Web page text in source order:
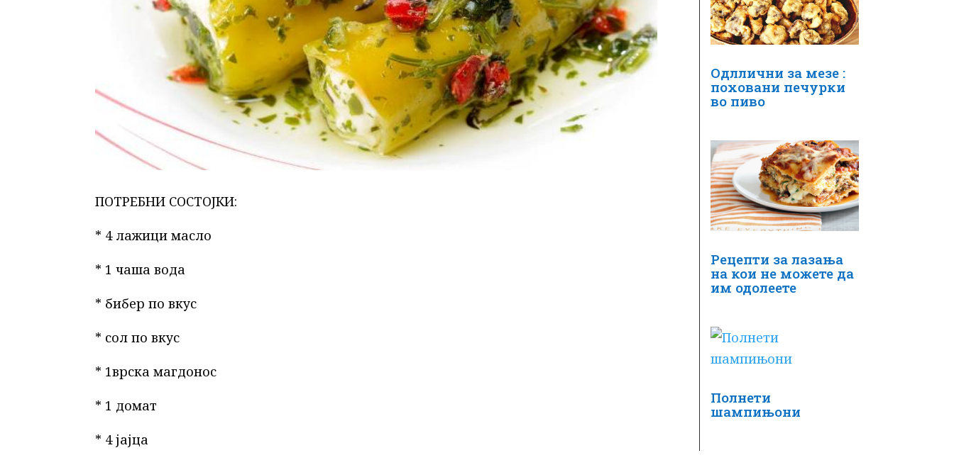
ПОТРЕБНИ СОСТОЈКИ:
* 4 лажици масло
* 1 чаша вода
* бибер по вкус
* сол по вкус
* 1врска магдонос
* 1 домат
* 4 јајца
Одллични за мезе :
поховани печурки
во пиво
Рецепти за лазања
на кои не можете да
им одолеете
Полнети
шампињони